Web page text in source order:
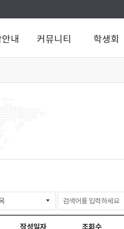
내 커뮤니티 학생회